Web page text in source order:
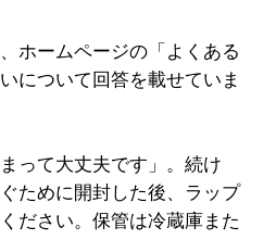
ホームページの「よくある
について回答を載せていま
って大丈夫です」。続け
ために開封した後、ラップ
ださい。保管は冷蔵庫また